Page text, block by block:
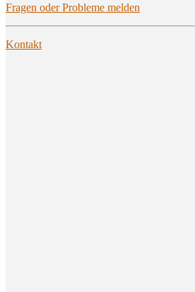
Fra­gen oder Pro­ble­me melden
Kon­takt